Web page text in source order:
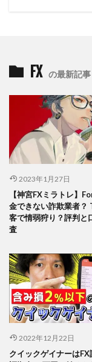
FX の最新記事
2023年1月27日
【神宮FXミラトレ】
金できない詐欺業者
客で情弱狩り？評判と
査
2022年12月22日
クイックゲイナーは